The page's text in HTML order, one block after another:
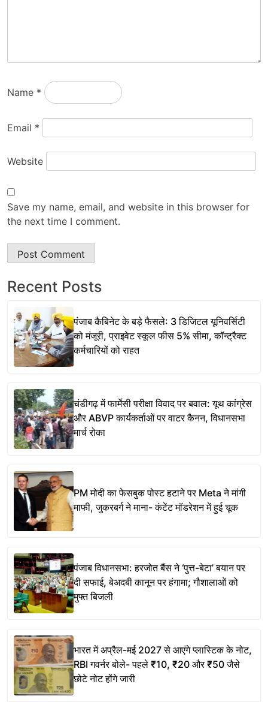
Name *
Email *
Website
Save my name, email, and website in this browser for
the next time I comment.
Recent Posts
पंजाब कैबिनेट के बड़े फैसले: 3 डिजिटल यूनिवर्सिटी
को मंजूरी, प्राइवेट स्कूल फीस 5% सीमा, कॉन्ट्रैक्ट
कर्मचारियों को राहत
चंडीगढ़ में फार्मेसी परीक्षा विवाद पर बवाल: यूथ कांग्रेस
और ABVP कार्यकर्ताओं पर वाटर कैनन, विधानसभा
मार्च रोका
PM मोदी का फेसबुक पोस्ट हटाने पर Meta ने मांगी
माफी, जुकरबर्ग ने माना- कंटेंट मॉडरेशन में हुई चूक
पंजाब विधानसभा: हरजोत बैंस ने ‘पुत्त-बेटा’ बयान पर
दी सफाई, बेअदबी कानून पर हंगामा; गौशालाओं को
मुफ्त बिजली
भारत में अप्रैल-मई 2027 से आएंगे प्लास्टिक के नोट,
RBI गवर्नर बोले- पहले ₹10, ₹20 और ₹50 जैसे
छोटे नोट होंगे जारी